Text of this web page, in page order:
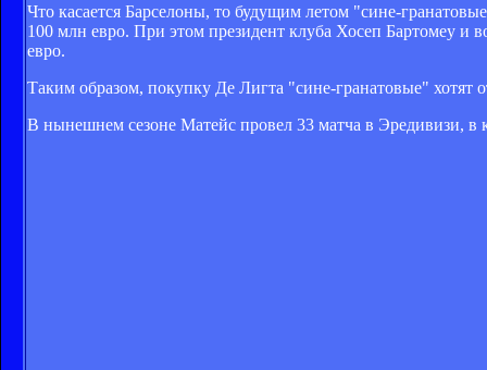
Что касается Барселоны, то будущим летом "сине-
100 млн евро. При этом президент клуба Хосеп Бартомеу и
евро.
Таким образом, покупку Де Лигта "сине-гранатовые"
В нынешнем сезоне Матейс провел 33 матча в Эредивизи, в